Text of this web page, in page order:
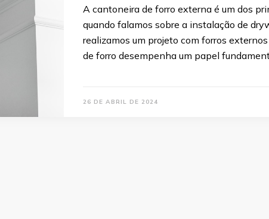
A cantoneira de forro externa é um dos
quando falamos sobre a instalação de
realizamos um projeto com forros
de forro desempenha um papel
26 DE ABRIL DE 2024